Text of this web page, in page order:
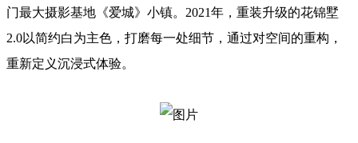
门最大摄影基地《爱城》小镇。2021年，重装升级的花锦墅
2.0以简约白为主色，打磨每一处细节，通过对空间的重构，
重新定义沉浸式体验。